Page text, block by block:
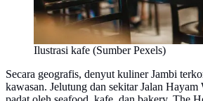
Ilustrasi kafe (Sumber Pexels)
Secara geografis, denyut kuliner Jambi
kawasan. Jelutung dan sekitar Jalan